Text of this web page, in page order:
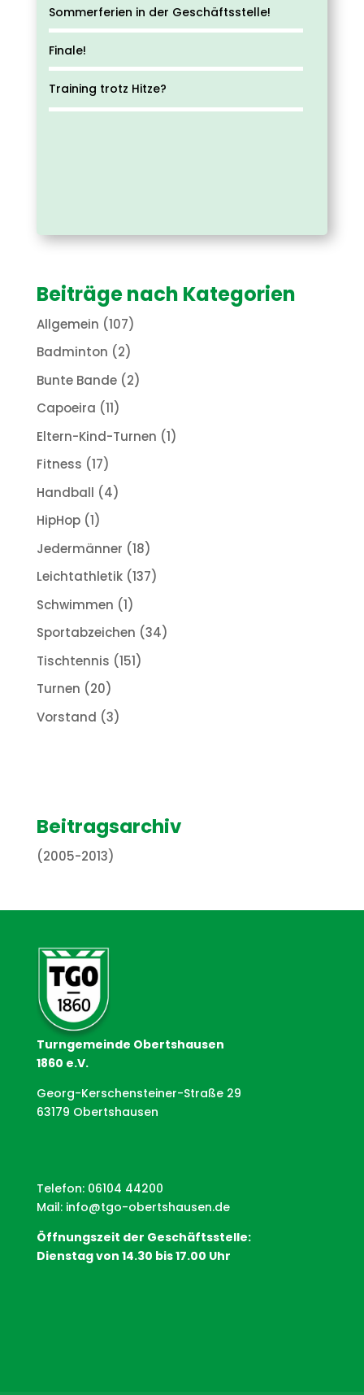
Sommerferien in der Geschäftsstelle!
Finale!
Training trotz Hitze?
Beiträge nach Kategorien
Allgemein (107)
Badminton (2)
Bunte Bande(2)
Capoeira (11)
Eltern-Kind-Turnen (1)
Fitness (17)
Handball (4)
HipHop(1)
Jedermänner (18)
Leichtathletik(137)
Schwimmen (1)
Sportabzeichen (34)
Tischtennis (151)
Turnen (20)
Vorstand (3)
Beitragsarchiv
(2005-2013)
Turngemeinde Obertshausen
1860 e.V.
Georg-Kerschensteiner-Straße 29
63179 Obertshausen
Telefon: 06104 44200
Mail: info@tgo-obertshausen.de
Öffnungszeit der Geschäftsstelle:
Dienstag von 14.30 bis 17.00 Uhr